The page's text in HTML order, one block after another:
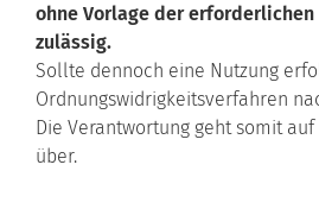
ohne Vorlage der
zulässig.
Sollte dennoch eine Nutzung
Ordnungswidrigkeitsverfahren
Die Verantwortung geht somit
über.